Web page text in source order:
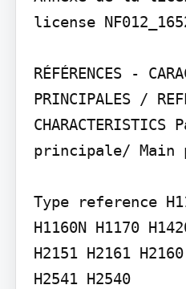
license
RÉFÉRENCES -
PRINCIPALES /
principale/ Main
Type reference
H1160N H1170
H2151 H2161
H2541 H2540